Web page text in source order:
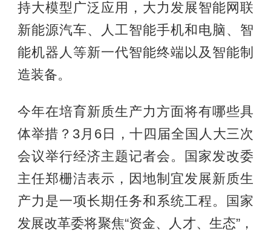
持大模型广泛应用，大力发展智能网联
新能源汽车、人工智能手机和电脑、智
能机器人等新一代智能终端以及智能制
造装备。
今年在培育新质生产力方面将有哪些具
体举措？3月6日，十四届全国人大三次
会议举行经济主题记者会。国家发改委
主任郑栅洁表示，因地制宜发展新质生
产力是一项长期任务和系统工程。国家
发展改革委将聚焦“资金、人才、生态”，